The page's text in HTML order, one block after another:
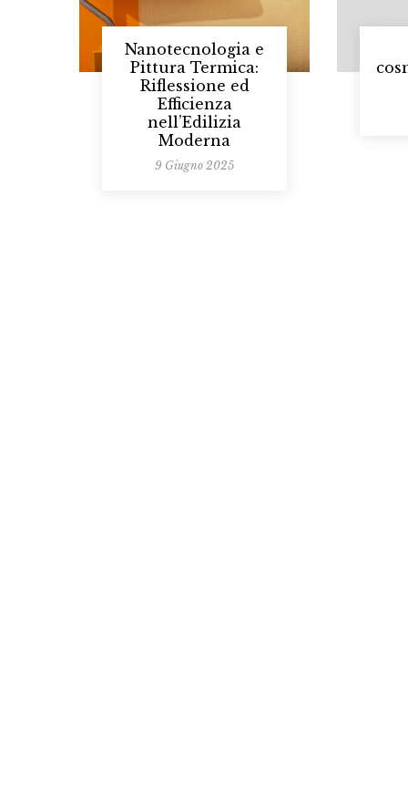
Nanotecnologia e
Pittura Termica:
Riflessione ed
Efficienza
nell’Edilizia
Moderna
9 Giugno 2025